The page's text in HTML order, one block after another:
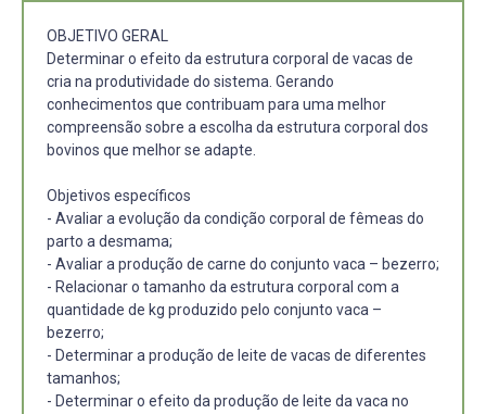
OBJETIVO GERAL
Determinar o efeito da estrutura corporal de vacas de
cria na produtividade do sistema. Gerando
conhecimentos que contribuam para uma melhor
compreensão sobre a escolha da estrutura corporal dos
bovinos que melhor se adapte.
Objetivos específicos
- Avaliar a evolução da condição corporal de fêmeas do
parto a desmama;
- Avaliar a produção de carne do conjunto vaca – bezerro;
- Relacionar o tamanho da estrutura corporal com a
quantidade de kg produzido pelo conjunto vaca –
bezerro;
- Determinar a produção de leite de vacas de diferentes
tamanhos;
- Determinar o efeito da produção de leite da vaca no